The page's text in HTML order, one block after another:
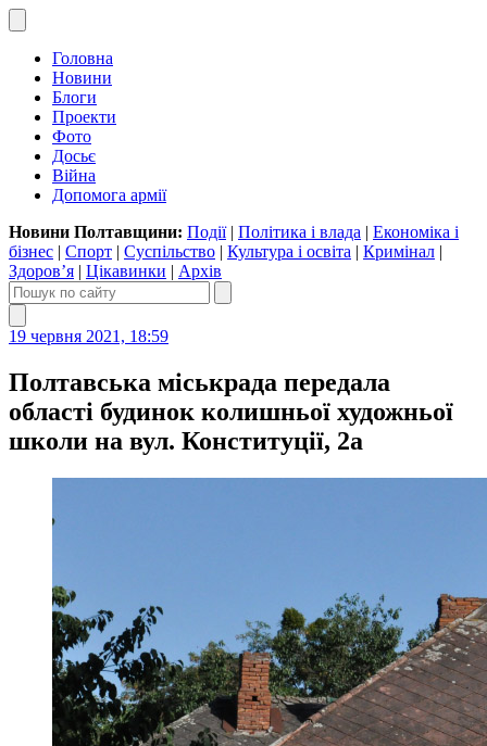
Головна
Новини
Блоги
Проекти
Фото
Досьє
Війна
Допомога армії
Новини Полтавщини: Події| Політика і влада | Економіка і
бізнес | Спорт | Суспільство | Культура і освіта | Кримінал |
Здоров’я | Цікавинки | Архів
19 червня 2021, 18:59
Полтавська міськрада передала
області будинок колишньої художньої
школи на вул. Конституції, 2а